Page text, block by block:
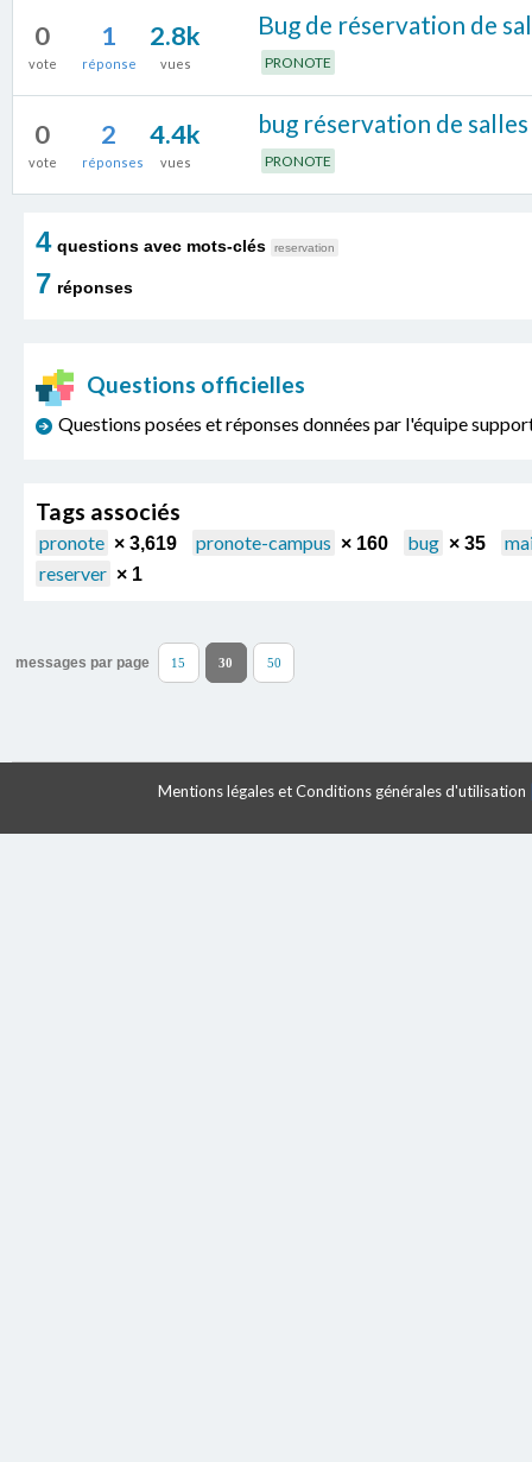
0
vote
1
réponse
2.8k
vues
Bug de réservation de
PRONOTE
0
vote
2
réponses
4.4k
vues
bug réservation de
PRONOTE
4 questions avec mots-clés reservation
7 réponses
Questions officielles
Questions posées et réponses données par l'équipe
Tags associés
pronote × 3,619 pronote-campus × 160 bug × 35
reserver × 1
messages par page 15 30 50
Mentions légales et Conditions générales d'utilisation